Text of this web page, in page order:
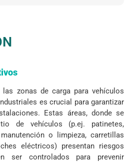
zonas de carga para vehículos
es crucial para garantizar
Estas áreas, donde se
de vehículos (p.ej. patinetes,
o limpieza, carretillas
eléctricos) presentan riesgos
ser controlados para prevenir